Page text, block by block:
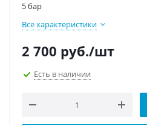
5 бар
Все характеристики
2 700 руб./шт
Есть в наличии